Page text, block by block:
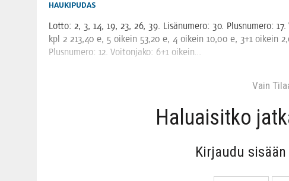
HAUKIPUDAS
Lot­to: 2, 3, 14, 19, 23, 26, 39. Lisä­nu­me­ro: 30. Plus­nu­me­ro:
kpl 2 213,40 e, 5 oikein 53,20 e, 4 oikein 10,00 e, 3+1 oikein
Plus­nu­me­ro: 12. Voi­ton­ja­ko: 6+1 oikein…
Vain
Haluai­sit­ko
Kir­jau­du